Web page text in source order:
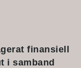
finansiell
i samband